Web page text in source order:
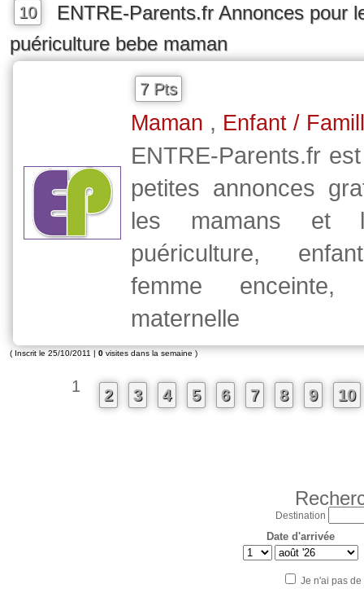
10
ENTRE-Parents.fr Annonces pour
puériculture bebe maman
7 Pts
Maman , Enfant /
ENTRE-Parents.fr
petites annonces
les mamans et
puériculture,
femme enceinte,
maternelle
( Inscrit le 25/10/2011 | 0 visites dans la semaine )
1 2 3 4 5 6 7 8 9 10
Destination
Date d'arrivée
Je n'ai pas